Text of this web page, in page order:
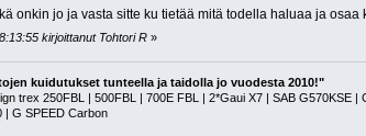
onkin jo ja vasta sitte ku tietää mitä todella haluaa ja
kirjoittanut Tohtori R»
kuidutukset tunteella ja taidolla jo vuodesta 2010!"
trex 250FBL | 500FBL | 700E FBL | 2*Gaui X7 | SAB
| G SPEED Carbon